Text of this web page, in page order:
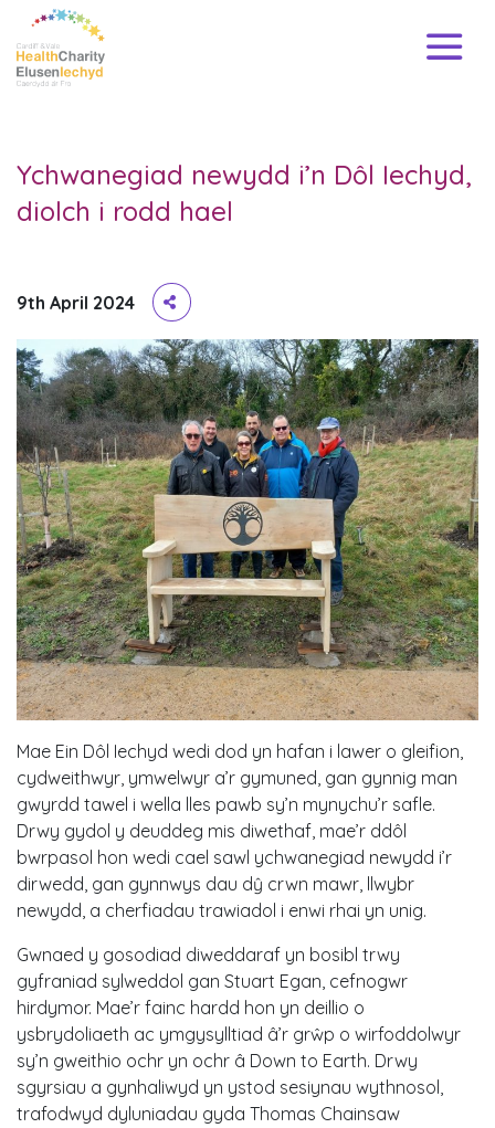
Ychwanegiad newydd i’n Dôl Iechyd,
diolch i rodd hael
9th April 2024
Mae Ein Dôl Iechyd wedi dod yn hafan i lawer o gleifion,
cydweithwyr, ymwelwyr a’r gymuned, gan gynnig man
gwyrdd tawel i wella lles pawb sy’n mynychu’r safle.
Drwy gydol y deuddeg mis diwethaf, mae’r ddôl
bwrpasol hon wedi cael sawl ychwanegiad newydd i’r
dirwedd, gan gynnwys dau dŷ crwn mawr, llwybr
newydd, a cherfiadau trawiadol i enwi rhai yn unig.
Gwnaed y gosodiad diweddaraf yn bosibl trwy
gyfraniad sylweddol gan Stuart Egan, cefnogwr
hirdymor. Mae’r fainc hardd hon yn deillio o
ysbrydoliaeth ac ymgysylltiad â’r grŵp o wirfoddolwyr
sy’n gweithio ochr yn ochr â Down to Earth. Drwy
sgyrsiau a gynhaliwyd yn ystod sesiynau wythnosol,
trafodwyd dyluniadau gyda Thomas Chainsaw